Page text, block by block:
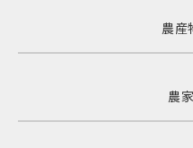
農産
農